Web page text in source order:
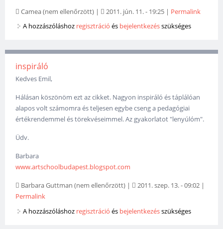
Camea (nem ellenőrzött) | 2011. jún. 11. - 19:25 | Permalink
A hozzászóláshoz regisztráció és bejelentkezésszükséges
inspiráló
Kedves Emil,
Hálásan köszönöm ezt az cikket. Nagyon inspiráló és táplálóan
alapos volt számomra és teljesen egybe cseng a pedagógiai
értékrendemmel és törekvéseimmel. Az gyakorlatot "lenyúlóm".
Üdv.
Barbara
www.artschoolbudapest.blogspot.com
Barbara Guttman (nem ellenőrzött) | 2011. szep. 13. - 09:02 |
Permalink
A hozzászóláshoz regisztráció és bejelentkezésszükséges